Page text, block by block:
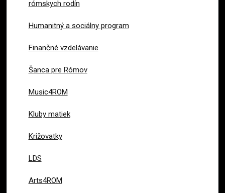
rómskych rodín
Humanitný a sociálny program
Finančné vzdelávanie
Šanca pre Rómov
Music4ROM
Kluby matiek
Križovatky
LDS
Arts4ROM